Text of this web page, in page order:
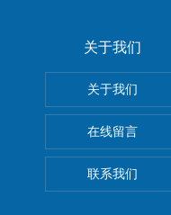
关于我们
关于我们
在线留言
联系我们